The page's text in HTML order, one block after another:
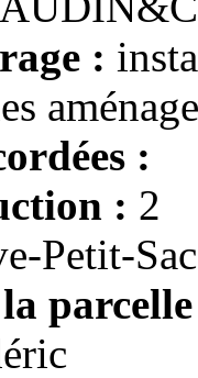
:
:
: 2
Petit-